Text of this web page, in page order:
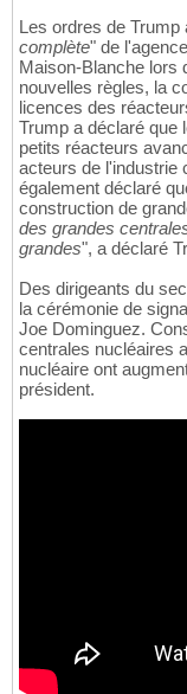
Les ordres de Trump
complète" de
Maison-Blanche lors
nouvelles règles, la
licences des
Trump a déclaré que
petits réacteurs
acteurs de l'industrie
également déclaré
construction de
des grandes
grandes", a déclaré
Des dirigeants du
la cérémonie de
Joe Dominguez.
centrales nucléaires
nucléaire ont
président.